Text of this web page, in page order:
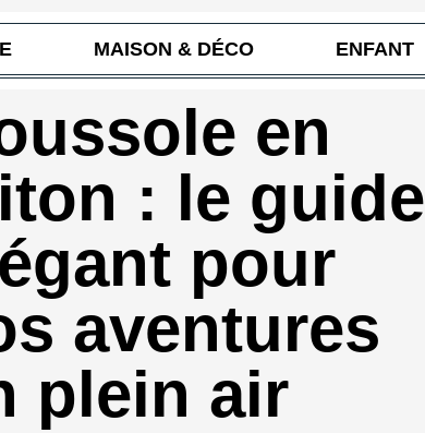
MAISON & DÉCO ENFANT
en
: le guide
pour
aventures
plein air